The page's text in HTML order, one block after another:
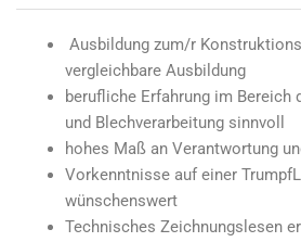
Ausbildung zum/r
vergleichbare Ausbildung
berufliche Erfahrung im Bereich
und Blechverarbeitung sinnvoll
hohes Maß an Verantwortung
Vorkenntnisse auf einer
wünschenswert
Technisches Zeichnungslesen